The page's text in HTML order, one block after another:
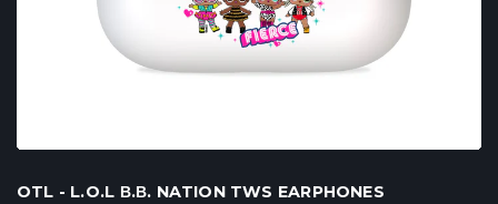
OTL - L.O.L Β.Β. NATION TWS EARPHONES